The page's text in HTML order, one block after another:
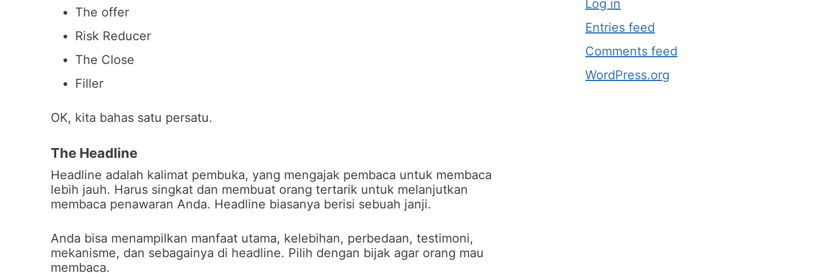
The offer
Risk Reducer
The Close
Filler
OK, kita bahas satu persatu.
The Headline
Headline adalah kalimat pembuka, yang mengajak pembaca untuk membaca
lebih jauh. Harus singkat dan membuat orang tertarik untuk melanjutkan
membaca penawaran Anda. Headline biasanya berisi sebuah janji.
Anda bisa menampilkan manfaat utama, kelebihan, perbedaan, testimoni,
mekanisme, dan sebagainya di headline. Pilih dengan bijak agar orang mau
membaca.
Log in
Entries feed
Comments feed
WordPress.org